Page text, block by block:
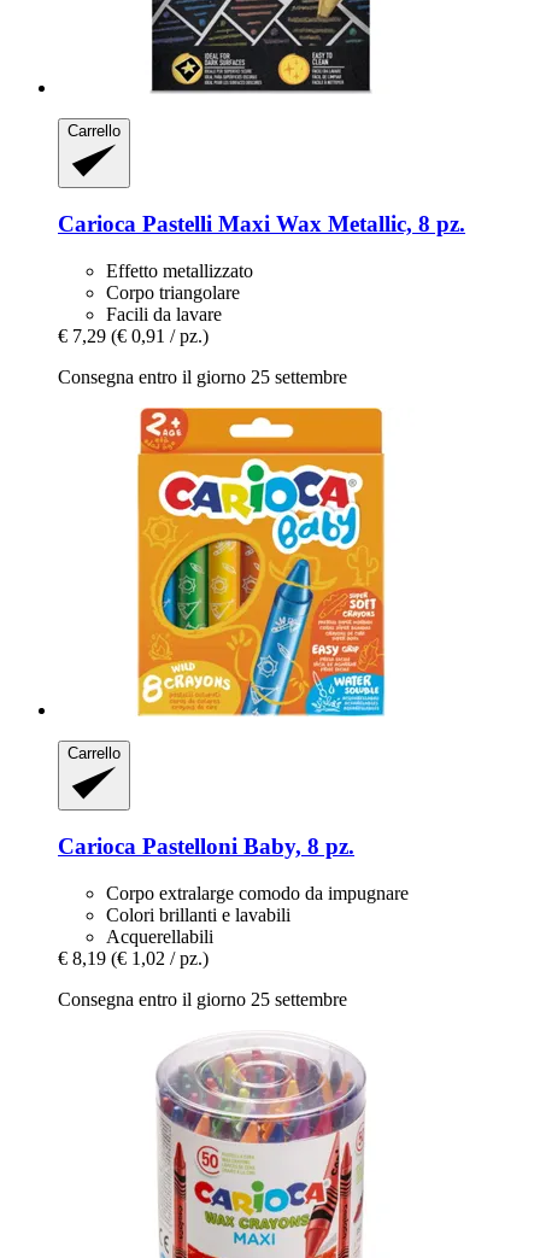
Carrello
Carioca Pastelli Maxi Wax Metallic, 8 pz.
Effetto metallizzato
Corpo triangolare
Facili da lavare
€ 7,29 (€ 0,91 / pz.)
Consegna entro il giorno 25 settembre
Carrello
Carioca Pastelloni Baby, 8 pz.
Corpo extralarge comodo da impugnare
Colori brillanti e lavabili
Acquerellabili
€ 8,19 (€ 1,02 / pz.)
Consegna entro il giorno 25 settembre